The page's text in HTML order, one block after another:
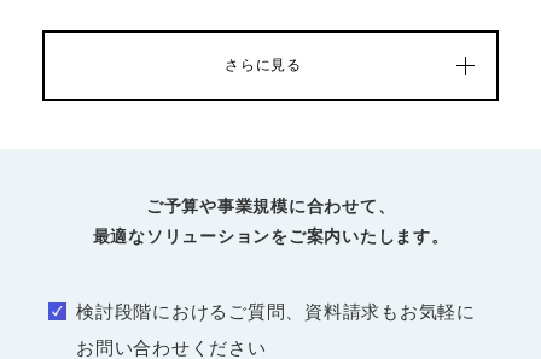
さらに見る
ご予算や事業規模に合わせて、
最適なソリューションをご案内いたします。
検討段階におけるご質問、資料請求もお気軽に
お問い合わせください